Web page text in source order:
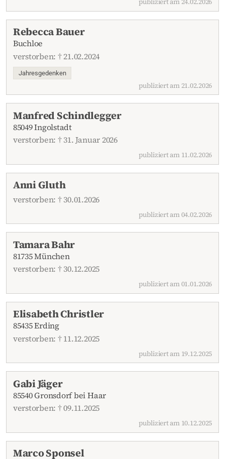
Rebecca Bauer
Buchloe
verstorben: † 21.02.2024
Jahresgedenken
publiziert am 21.02.2026
Manfred Schindlegger
85049 Ingolstadt
verstorben: † 31. Januar 2026
publiziert am 11.02.2026
Anni Gluth
verstorben: † 30.01.2026
publiziert am 04.02.2026
Tamara Bahr
81735 München
verstorben: † 30.12.2025
publiziert am 01.01.2026
Elisabeth Christler
85435 Erding
verstorben: † 11.12.2025
publiziert am 19.12.2025
Gabi Jäger
85540 Gronsdorf bei Haar
verstorben: † 09.11.2025
publiziert am 10.12.2025
Marco Sponsel